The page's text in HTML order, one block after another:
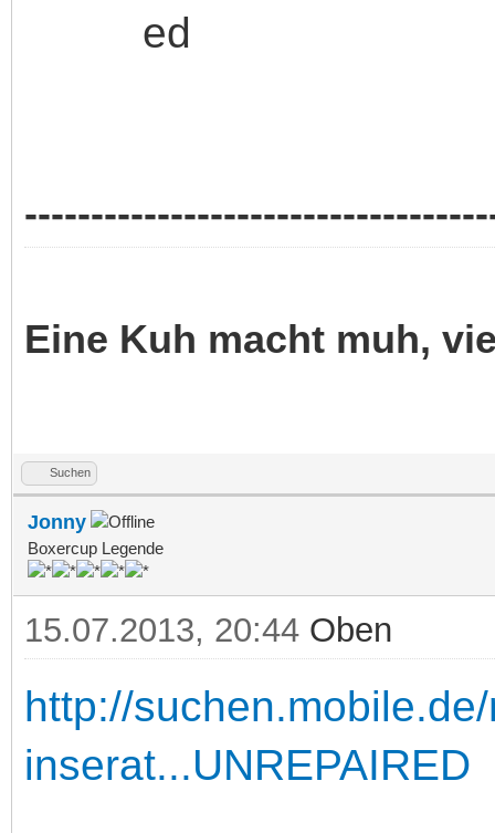
Eine Kuh macht muh,
Suchen
Jonny
Boxercup Legende
15.07.2013, 20:44 Oben
http://
inserat...UNREPAIRED